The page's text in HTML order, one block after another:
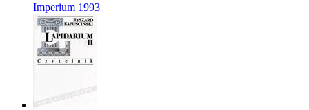
Imperium 1993